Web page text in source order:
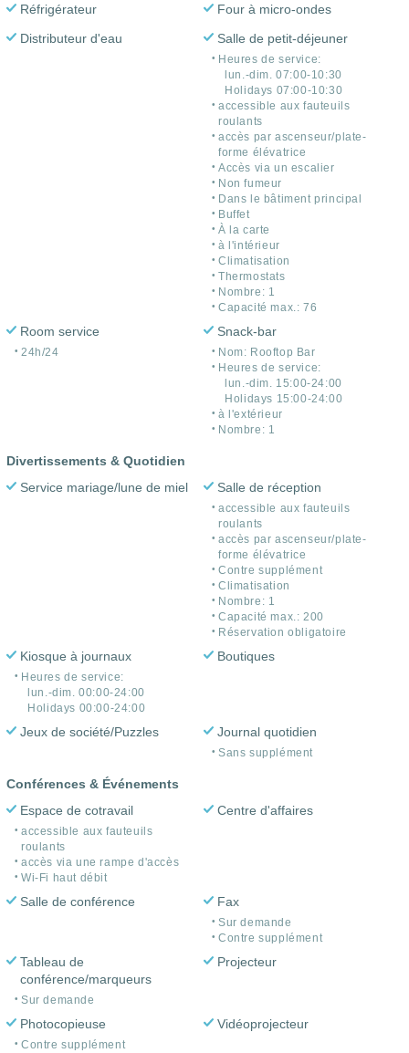
Réfrigérateur
Four à micro-ondes
Distributeur d'eau
Salle de petit-déjeuner
Heures de service:
lun.-dim. 07:00-10:30
Holidays 07:00-10:30
accessible aux fauteuils
roulants
accès par ascenseur/plate-
forme élévatrice
Accès via un escalier
Non fumeur
Dans le bâtiment principal
Buffet
À la carte
à l'intérieur
Climatisation
Thermostats
Nombre: 1
Capacité max.: 76
Room service
24h/24
Snack-bar
Nom: Rooftop Bar
Heures de service:
lun.-dim. 15:00-24:00
Holidays 15:00-24:00
à l'extérieur
Nombre: 1
Divertissements & Quotidien
Service mariage/lune de miel
Salle de réception
accessible aux fauteuils
roulants
accès par ascenseur/plate-
forme élévatrice
Contre supplément
Climatisation
Nombre: 1
Capacité max.: 200
Réservation obligatoire
Kiosque à journaux
Heures de service:
lun.-dim. 00:00-24:00
Holidays 00:00-24:00
Boutiques
Jeux de société/Puzzles Journal quotidien
Sans supplément
Conférences & Événements
Espace de cotravail
accessible aux fauteuils
roulants
accès via une rampe d'accès
Wi-Fi haut débit
Centre d'affaires
Salle de conférence Fax
Sur demande
Contre supplément
Tableau de
conférence/marqueurs
Sur demande
Projecteur
Photocopieuse
Contre supplément
Vidéoprojecteur